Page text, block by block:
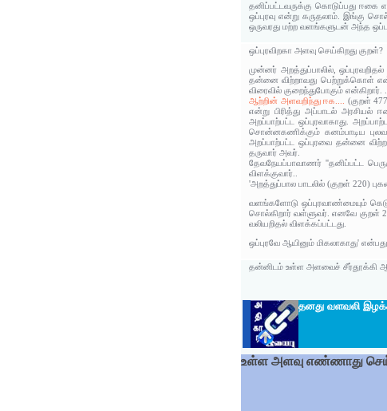
தனிப்பட்டவருக்கு கொடுப்பது ஈகை
ஒப்புரவு என்று கருதலாம். இங்கு
ஒருவரது மற்ற வளங்களுடன் அந்த
ஒப்புரவிறகா அளவு செய்கிறது குறள்?
முன்னர் அறத்துப்பாலில்,
தன்னை விற்றாவது பெற்றுக்கொள்
விரைவில் குறைந்துபோகும் என்கிறார்.
ஆற்றின் அளவறிந்து ஈக....
(குறள்
என்று பிரித்து அப்பாடல் அரசியல்
அறப்பாற்பட்ட ஒப்புரவாகாது.
சொன்னகணிக்கும் கனம்பாடிய
அறப்பாற்பட்ட ஒப்புரவை தன்னை
தருவார் அவர்.
தேவநேயப்பாவாணர் ''தனிப்பட்ட
விளக்குவார்..
'அறத்துப்பால பாடலில் (குறள் 220)
வளங்களோடு ஒப்புரவாண்மையும்
சொல்கிறார் வள்ளுவர். எனவே குறள்
வலியறிதல் விளக்கப்பட்டது.
ஒப்புரவே ஆயினும் மிகலாகாது'
தன்னிடம் உள்ள அளவைச் சீர்தூக்கி
தனது வளவலி
உள்ள அளவு எண்ணாது